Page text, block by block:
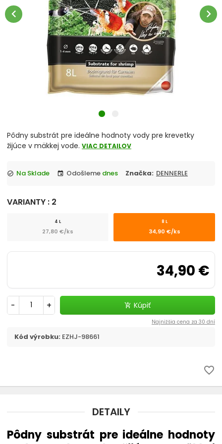
Reverzná osmóza chevron_right
Vzduchovací motorček, kompresor
Akvaristika merače, controllery
Úprava vody
Čerpadlo
Filtračné médiá
Štrky, substráty - akvaristika
Liečivá a vitamíny
Automatické krmítko
chevron_left chevron_right
Pôdny substrát pre ideálne hodnoty vody pre krevetky
žijúce v mäkkej vode. VIAC DETAILOV
check_circle Na Sklade event Odošleme dnes Značka: DENNERLE
VARIANTY : 2
4 L
27,80 €/ks
8 L
34,90 €/ks
34,90 €
- + add_shopping_cart Kúpiť
Najnižšia cena za 30 dní
Kód výrobku: EZHJ-98661
favorite_border
DETAILY
Pôdny substrát pre ideálne hodnoty